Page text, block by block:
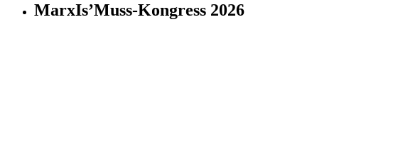
MarxIs’Muss-Kongress 2026